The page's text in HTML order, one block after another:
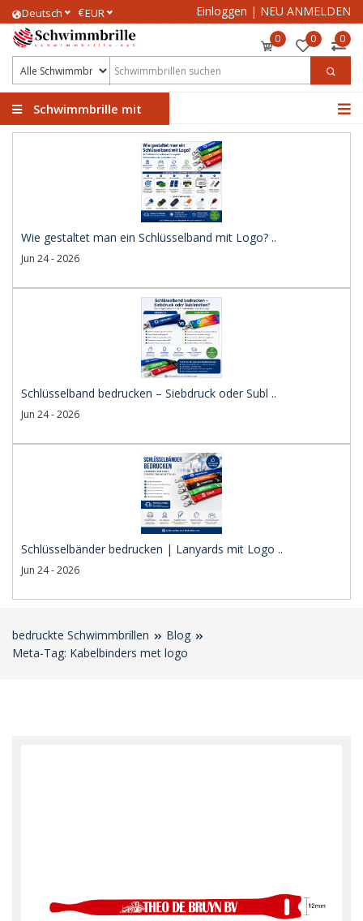
Deutsch €EUR Einloggen | NEU ANMELDEN
0 0 0
Schwimmbrille mit
Wie gestaltet man ein Schlüsselband mit Logo? ..
Jun 24 - 2026
Schlüsselband bedrucken – Siebdruck oder Subl ..
Jun 24 - 2026
Schlüsselbänder bedrucken | Lanyards mit Logo ..
Jun 24 - 2026
bedruckte Schwimmbrillen
Blog
Meta-Tag: Kabelbinders met logo